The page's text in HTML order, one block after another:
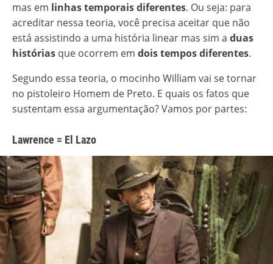
mas em linhas temporais diferentes. Ou seja: para
acreditar nessa teoria, você precisa aceitar que não
está assistindo a uma história linear mas sim a duas
histórias que ocorrem em dois tempos diferentes.
Segundo essa teoria, o mocinho William vai se tornar
no pistoleiro Homem de Preto. E quais os fatos que
sustentam essa argumentação? Vamos por partes:
Lawrence = El Lazo